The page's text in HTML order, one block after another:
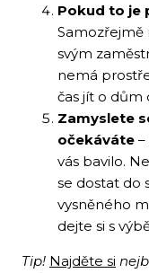
Pokud to je
Samozřejmě
svým
nemá
čas jít o dům
Zamyslete
očekáváte
vás bavilo.
se dostat do
vysněného
dejte si s
Tip! Najděte si